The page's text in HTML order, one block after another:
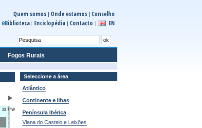
Quem somos| Onde estamos| Conselho
eBiblioteca| Enciclopédia| Contacto | EN
Fogos Rurais
Seleccione a área
Atlântico
Continente e Ilhas
Península Ibérica
Viana do Castelo e Leixões